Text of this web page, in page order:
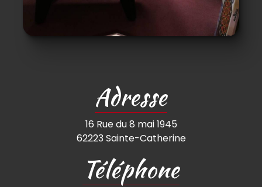
Adresse
16 Rue du 8 mai 1945
62223 Sainte-Catherine
Téléphone